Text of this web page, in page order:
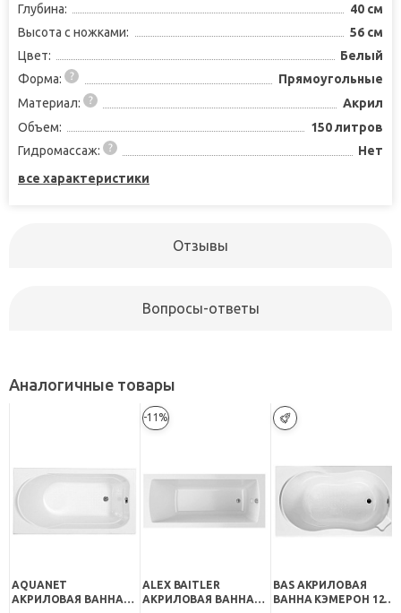
Глубина:
40 см
Высота с ножками:
56 см
Цвет:
Белый
Форма:
Прямоугольные
Материал:
Акрил
Объем:
150 литров
Гидромассаж:
Нет
все характеристики
Отзывы
Вопросы-ответы
Аналогичные товары
AQUANET
АКРИЛОВАЯ ВАННА
-11%
ALEX BAITLER
АКРИЛОВАЯ ВАННА
BAS АКРИЛОВАЯ
ВАННА КЭМЕРОН 120